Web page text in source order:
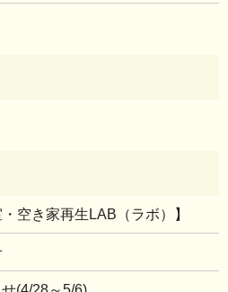
空き家再生LAB（ラボ）】